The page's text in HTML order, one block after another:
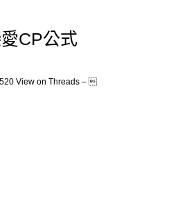
CP公式
View on Threads – 